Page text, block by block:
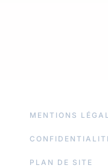
MENTIONS
PLAN DE SITE